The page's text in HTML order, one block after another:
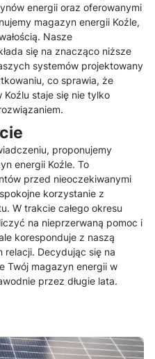
energii oraz oferowanymi
magazyn energii Koźle,
Nasze
się na znacząco niższe
systemów projektowany
co sprawia, że
staje się nie tylko
proponujemy
energii Koźle. To
przed nieoczekiwanymi
korzystanie z
W trakcie całego okresu
na nieprzerwaną pomoc i
koresponduje z naszą
Decydując się na
Twój magazyn energii w
przez długie lata.